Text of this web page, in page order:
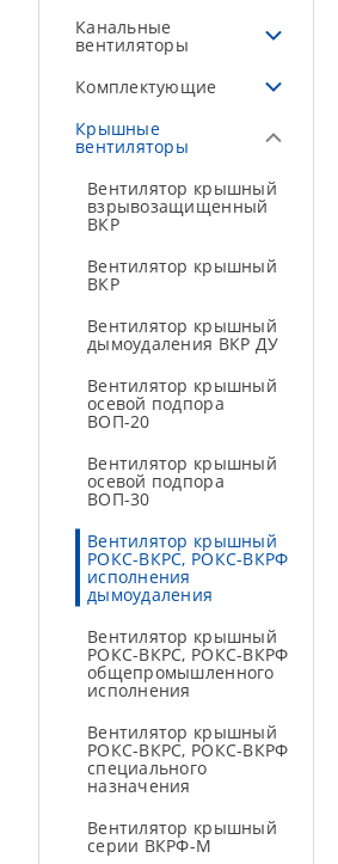
Канальные
вентиляторы
Комплектующие
Крышные
вентиляторы
Вентилятор крышный
взрывозащищенный
ВКР
Вентилятор крышный
ВКР
Вентилятор крышный
дымоудаления ВКР ДУ
Вентилятор крышный
осевой подпора
ВОП-20
Вентилятор крышный
осевой подпора
ВОП-30
Вентилятор крышный
РОКС-ВКРС, РОКС-ВКРФ
исполнения
дымоудаления
Вентилятор крышный
РОКС-ВКРС, РОКС-ВКРФ
общепромышленного
исполнения
Вентилятор крышный
РОКС-ВКРС, РОКС-ВКРФ
специального
назначения
Вентилятор крышный
серии ВКРФ-М